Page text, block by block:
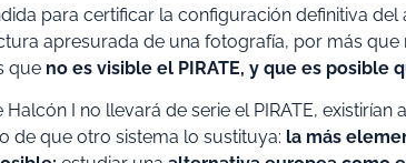
para certificar la configuración definitiva del
apresurada de una fotografía, por más que
que no es visible el PIRATE, y que es posible
I no llevará de serie el PIRATE, existirían
de que otro sistema lo sustituya: la más